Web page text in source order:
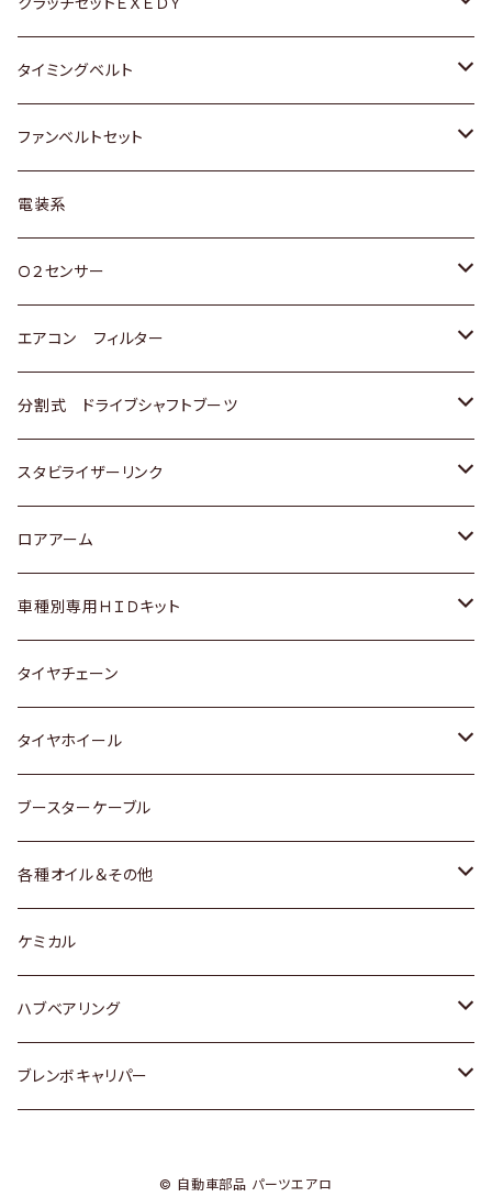
三菱
スバル
日野
クライスラー
ダイハツ
マツダ
三菱
スバル
ホンダ
マツダ
スズキ
ダイハツ
マツダ
三菱
スバル
ホンダ
スズキ
日産
ダイハツ
マツダ
三菱
スバル
タイミングベルト
トヨタ
スズキ
ダイハツ
三菱
スバル
ファンベルトセット
トヨタ
ホンダ
スズキ
日産
いすゞ
ダイハツ
マツダ
三菱
スバル
レクサス
電装系
Ｏ２センサー
トヨタ
ホンダ
スズキ
日産
ダイハツ
マツダ
三菱
スバル
エアコン フィルター
トヨタ
ホンダ
スズキ
日産
いすゞ
ダイハツ
マツダ
三菱
スバル
分割式 ドライブシャフトブーツ
トヨタ
ホンダ
スズキ
日産
ダイハツ
スバル
スタビライザーリンク
トヨタ
ホンダ
スズキ
日産
ダイハツ
マツダ
ロアアーム
ホンダ
スズキ
日産
ダイハツ
マツダ
スバル
車種別専用ＨＩＤキット
トヨタ
マツダ
タイヤチェーン
タイヤホイール
トヨタ
ホンダ
スズキ
日産
ダイハツ
ブースターケーブル
各種オイル＆その他
ディーデル洗浄添加剤
ケミカル
ハブベアリング
トヨタ
ブレンボキャリパー
© 自動車部品 パーツエアロ